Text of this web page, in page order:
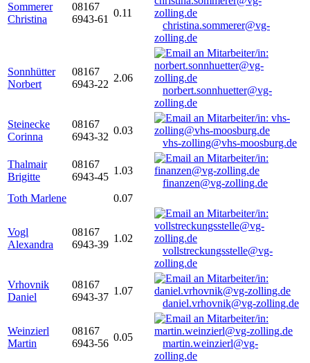
Sommerer
Christina
08167
6943-61
0.11
christina.sommerer@vg-
zolling.de
Sonnhütter
Norbert
08167
6943-22
2.06
norbert.sonnhuetter@vg-
zolling.de
Steinecke
Corinna
08167
6943-32
0.03
vhs-zolling@vhs-moosburg.de
Thalmair
Brigitte
08167
6943-45
1.03
finanzen@vg-zolling.de
Toth Marlene
0.07
Vogl
Alexandra
08167
6943-39
1.02
vollstreckungsstelle@vg-
zolling.de
Vrhovnik
Daniel
08167
6943-37
1.07
daniel.vrhovnik@vg-zolling.de
Weinzierl
Martin
08167
6943-56
0.05
martin.weinzierl@vg-
zolling.de